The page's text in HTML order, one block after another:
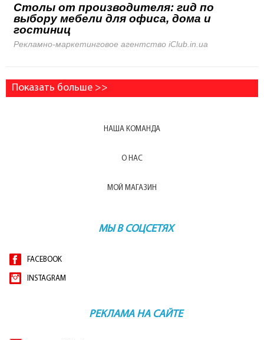
Столы от производителя: гид по
выбору мебели для офиса, дома и
гостиниц
Рекламно-маркетинговое агентство iClub.in.ua
Показать больше >>
НАША КОМАНДА
О НАС
МОЙ МАГАЗИН
МЫ В СОЦСЕТЯХ
FACEBOOK
INSTAGRAM
РЕКЛАМА НА САЙТЕ